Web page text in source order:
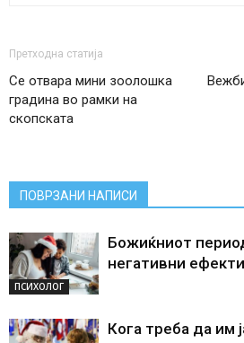
Претходна статија
Се отвара мини зоолошка
градина во рамки на
скопската
ПОВРЗАНИ НАПИСИ
ПСИХОЛОГ
Божиќниот
негативни
Кога треба да им